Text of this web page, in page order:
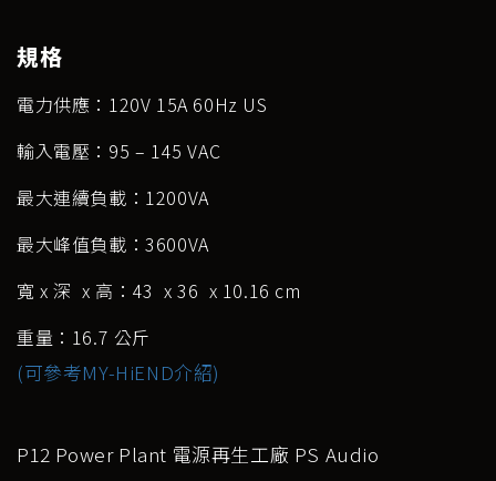
規格
電力供應：120V 15A 60Hz US
輸入電壓：95 – 145 VAC
最大連續負載：1200VA
最大峰值負載：3600VA
寬 x 深 x 高：43 x 36 x 10.16 cm
重量：16.7 公斤
(可參考MY-HiEND介紹)
P12 Power Plant 電源再生工廠 PS Audio